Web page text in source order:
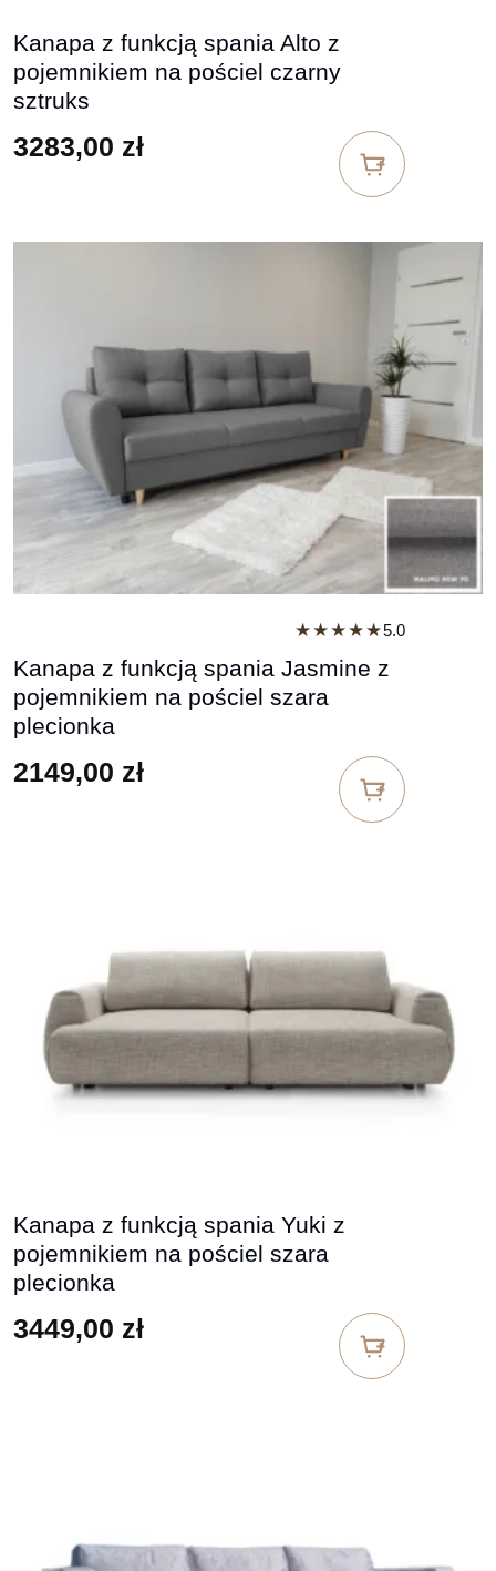
Kanapa z funkcją spania Alto z
pojemnikiem na pościel czarny
sztruks
3283,00 zł
★★★★★5.0
Kanapa z funkcją spania Jasmine z
pojemnikiem na pościel szara
plecionka
2149,00 zł
Kanapa z funkcją spania Yuki z
pojemnikiem na pościel szara
plecionka
3449,00 zł